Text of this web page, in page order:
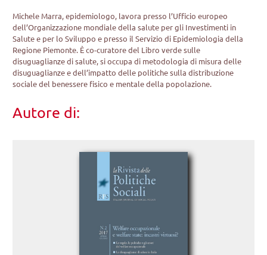
Michele Marra, epidemiologo, lavora presso l’Ufficio europeo
dell’Organizzazione mondiale della salute per gli Investimenti in
Salute e per lo Sviluppo e presso il Servizio di Epidemiologia della
Regione Piemonte. È co-curatore del Libro verde sulle
disuguaglianze di salute, si occupa di metodologia di misura delle
disuguaglianze e dell’impatto delle politiche sulla distribuzione
sociale del benessere fisico e mentale della popolazione.
Autore di: